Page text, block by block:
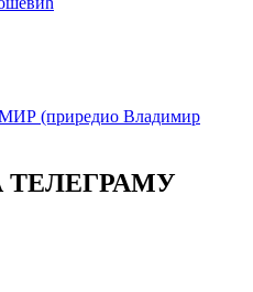
ТЕЛЕГРАМУ